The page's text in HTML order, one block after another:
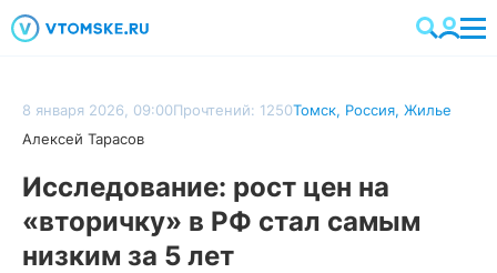
8 января 2026, 09:00Прочтений: 1250Томск, Россия, Жилье
Алексей Тарасов
Исследование: рост цен на
«вторичку» в РФ стал самым
низким за 5 лет